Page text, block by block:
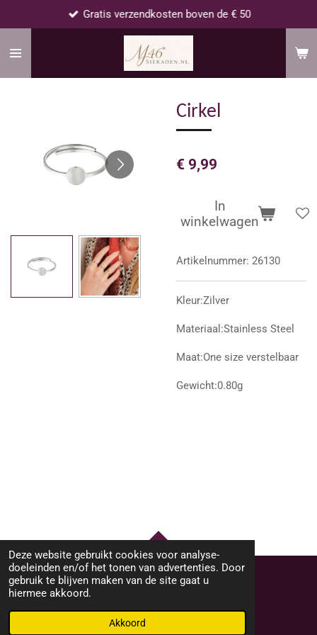
Deze website gebruikt cookies voor analyse-
doeleinden en/of het tonen van advertenties. Door
gebruik te blijven maken van de site gaat u
hiermee akkoord.
Akkoord
naar
Gratis verzendkosten boven de € 50
Cirkel
€ 9,99
In
winkelwagen
Artikelnummer: 26130
Kleur:Zilver
Materiaal:Stainless Steel
Maat:One size verstelbaar
Gewicht:0.80g
TOP
© 2023 - 2026 M46Sieraden
Powered byJouwWeb